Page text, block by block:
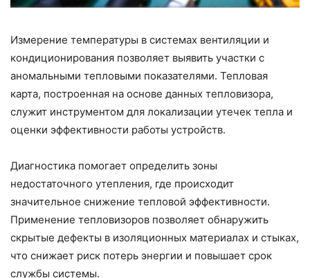
Измерение температуры в системах вентиляции и
кондиционирования позволяет выявить участки с
аномальными тепловыми показателями. Тепловая
карта, построенная на основе данных тепловизора,
служит инструментом для локализации утечек тепла и
оценки эффективности работы устройств.
Диагностика помогает определить зоны
недостаточного утепления, где происходит
значительное снижение тепловой эффективности.
Применение тепловизоров позволяет обнаружить
скрытые дефекты в изоляционных материалах и стыках,
что снижает риск потерь энергии и повышает срок
службы системы.